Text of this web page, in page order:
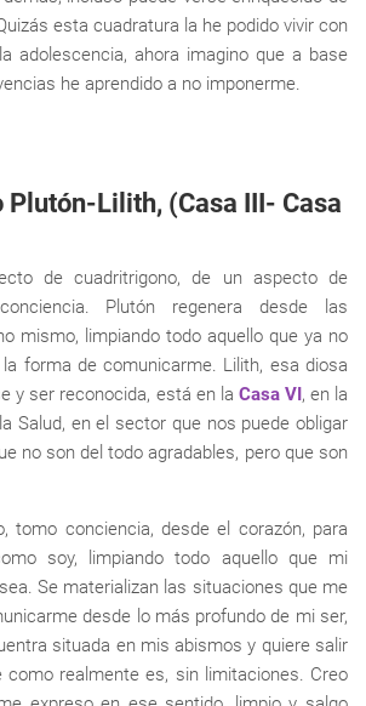
esta cuadratura la he podido vivir con
adolescencia, ahora imagino que a base
he aprendido a no imponerme.
Lilith, (Casa III- Casa
de cuadritrigono, de un aspecto de
Plutón regenera desde las
mismo, limpiando todo aquello que ya no
forma de comunicarme. Lilith, esa diosa
y ser reconocida, está en la Casa VI, en la
Salud, en el sector que nos puede obligar
no son del todo agradables, pero que son
tomo conciencia, desde el corazón, para
soy, limpiando todo aquello que mi
Se materializan las situaciones que me
desde lo más profundo de mi ser,
situada en mis abismos y quiere salir
realmente es, sin limitaciones. Creo